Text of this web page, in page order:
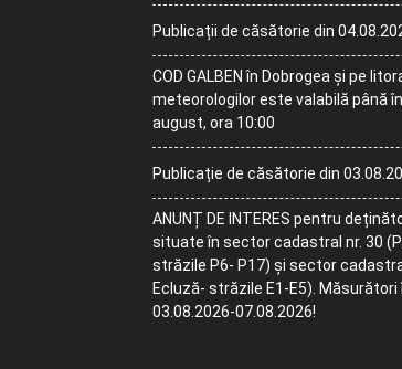
Publicații de căsătorie din
COD GALBEN în Dobrogea și pe
meteorologilor este valabilă până
august, ora 10:00
Publicație de căsătorie din
ANUNȚ DE INTERES pentru
situate în sector cadastral nr. 30
străzile P6- P17) și sector
Ecluză- străzile E1-E5). Măsurători
03.08.2026-07.08.2026!